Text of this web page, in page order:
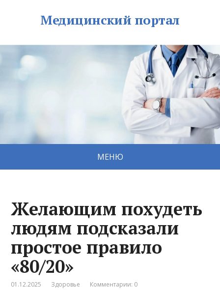
Медицинский портал
МЕНЮ
Желающим похудеть
людям подсказали
простое правило
«80/20»
01.12.2025 Здоровье Комментарии: 0